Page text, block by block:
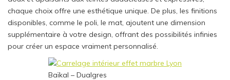
chaque choix offre une esthétique unique. De plus, les finitions
disponibles, comme le poli, le mat, ajoutent une dimension
supplémentaire à votre design, offrant des possibilités infinies
pour créer un espace vraiment personnalisé.
Baïkal – Dualgres